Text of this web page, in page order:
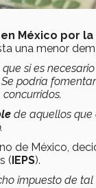
México por
una menor
que si es
Se podría
de aquellos
de México,
( IEPS).
impuesto de